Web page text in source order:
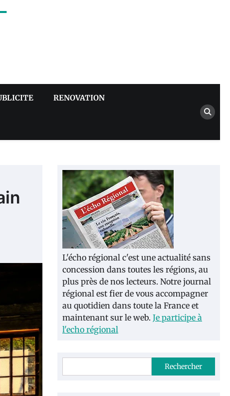
RENOVATION
L'écho régional c'est une actualité sans
concession dans toutes les régions, au
plus près de nos lecteurs. Notre journal
régional est fier de vous accompagner
au quotidien dans toute la France et
maintenant sur le web. Je participe à
l'echo régional
Rechercher